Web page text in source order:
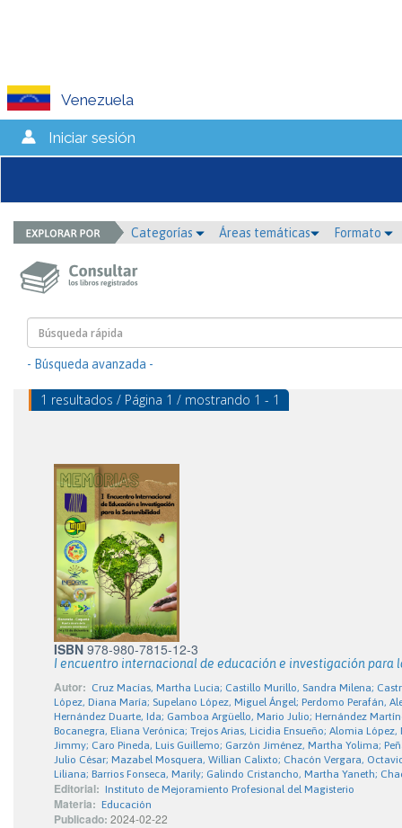
Venezuela
Iniciar sesión
Categorías Áreas temáticas Formato
- Búsqueda avanzada -
1 resultados / Página 1 / mostrando 1 - 1
ISBN 978-980-7815-12-3
I encuentro internacional de educación e investigación para
Autor: Cruz Macías, Martha Lucia; Castillo Murillo, Sandra Milena;
López, Diana María; Supelano López, Miguel Ángel; Perdomo Perafán,
Hernández Duarte, Ida; Gamboa Argüello, Mario Julio; Hernández
Bocanegra, Eliana Verónica; Trejos Arias, Licidia Ensueño; Alomia
Jimmy; Caro Pineda, Luis Guillemo; Garzón Jiménez, Martha Yolima;
Julio César; Mazabel Mosquera, Willian Calixto; Chacón Vergara,
Liliana; Barrios Fonseca, Marily; Galindo Cristancho, Martha Yaneth;
Editorial: Instituto de Mejoramiento Profesional del Magisterio
Materia: Educación
Publicado: 2024-02-22